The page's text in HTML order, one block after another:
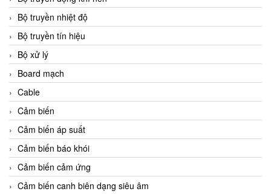
Bộ truyền nhiệt độ
Bộ truyền tín hiệu
Bộ xử lý
Board mạch
Cable
Cảm biến
Cảm biến áp suất
Cảm biến báo khói
Cảm biến cảm ứng
Cảm biến canh biên dạng siêu âm